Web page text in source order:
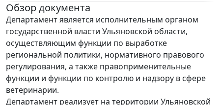
Обзор документа
Департамент является исполнительным органом
государственной власти Ульяновской области,
осуществляющим функции по выработке
региональной политики, нормативного правового
регулирования, а также правоприменительные
функции и функции по контролю и надзору в сфере
ветеринарии.
Департамент реализует на территории Ульяновской